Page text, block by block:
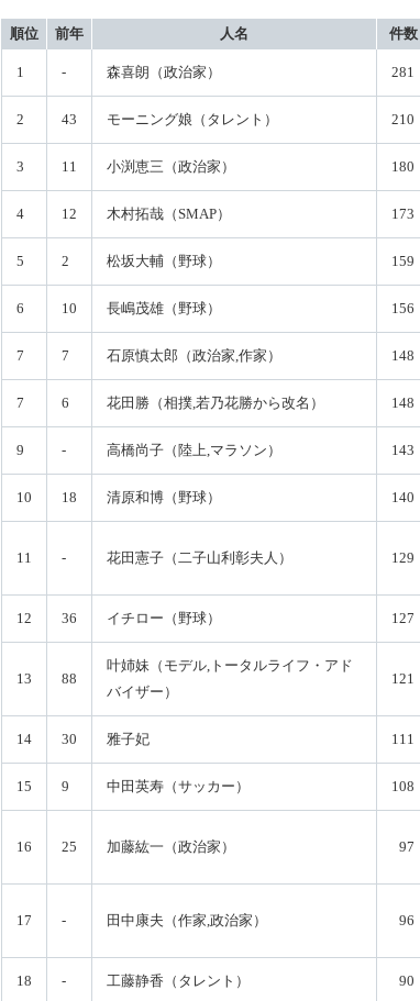
順位 前年 人名 件数
1 - 森喜朗（政治家） 281
2 43 モーニング娘（タレント） 210
3 11 小渕恵三（政治家） 180
4 12 木村拓哉（SMAP） 173
5 2 松坂大輔（野球） 159
6 10 長嶋茂雄（野球） 156
7 7 石原慎太郎（政治家,作家） 148
7 6 花田勝（相撲,若乃花勝から改名） 148
9 - 高橋尚子（陸上,マラソン） 143
10 18 清原和博（野球） 140
11 - 花田憲子（二子山利彰夫人） 129
12 36 イチロー（野球） 127
13 88
叶姉妹（モデル,トータルライフ・アド
バイザー）
121
14 30 雅子妃 111
15 9 中田英寿（サッカー） 108
16 25 加藤紘一（政治家） 97
17 - 田中康夫（作家,政治家） 96
18 - 工藤静香（タレント） 90